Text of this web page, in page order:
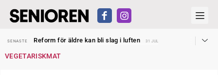
SENASTE
Reform för äldre kan bli slag i luften
31 JUL
SENASTE
Dom öppnar för rätt till garantipension
VEGETARISKMAT